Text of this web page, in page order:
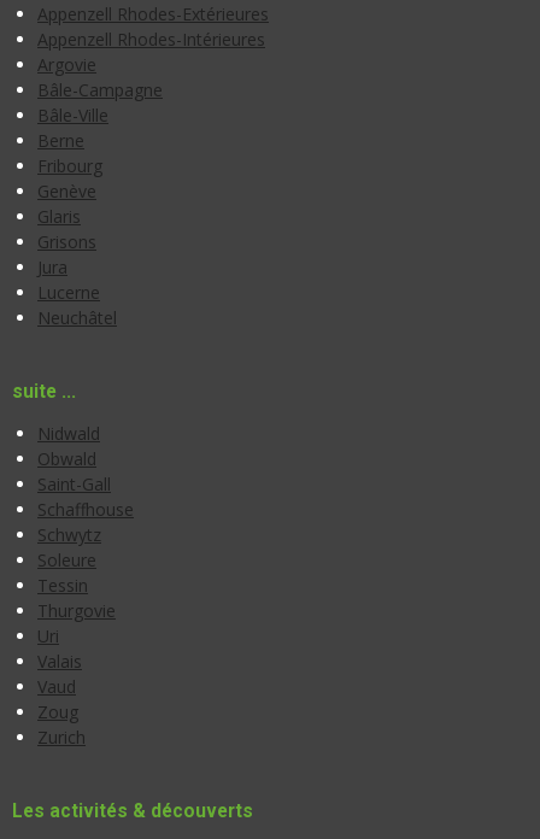
Appenzell Rhodes-Extérieures
Appenzell Rhodes-Intérieures
Argovie
Bâle-Campagne
Bâle-Ville
Berne
Fribourg
Genève
Glaris
Grisons
Jura
Lucerne
Neuchâtel
suite ...
Nidwald
Obwald
Saint-Gall
Schaffhouse
Schwytz
Soleure
Tessin
Thurgovie
Uri
Valais
Vaud
Zoug
Zurich
Les activités & découverts